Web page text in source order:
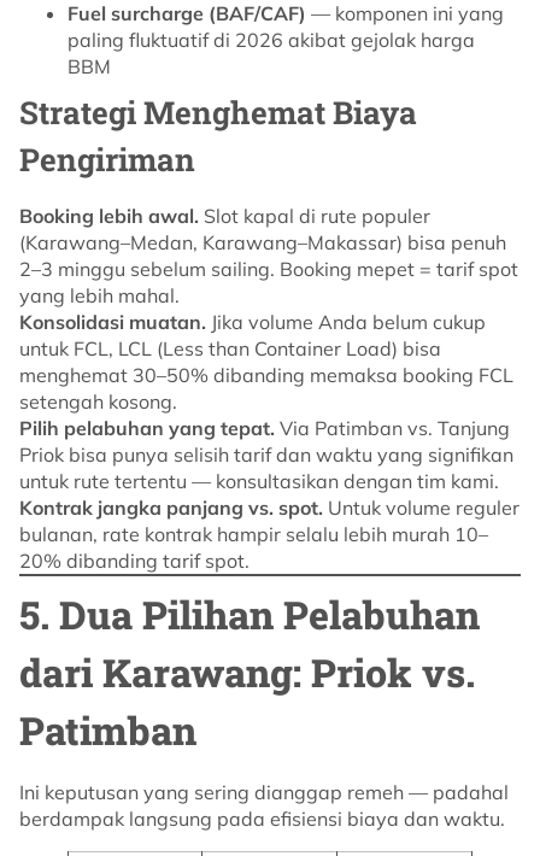
Fuel surcharge (BAF/CAF) — komponen ini yang
paling fluktuatif di 2026 akibat gejolak harga
BBM
Strategi Menghemat Biaya
Pengiriman
Booking lebih awal. Slot kapal di rute populer
(Karawang–Medan, Karawang–Makassar) bisa penuh
2–3 minggu sebelum sailing. Booking mepet = tarif spot
yang lebih mahal.
Konsolidasi muatan. Jika volume Anda belum cukup
untuk FCL, LCL (Less than Container Load) bisa
menghemat 30–50% dibanding memaksa booking FCL
setengah kosong.
Pilih pelabuhan yang tepat. Via Patimban vs. Tanjung
Priok bisa punya selisih tarif dan waktu yang signifikan
untuk rute tertentu — konsultasikan dengan tim kami.
Kontrak jangka panjang vs. spot. Untuk volume reguler
bulanan, rate kontrak hampir selalu lebih murah 10–
20% dibanding tarif spot.
5. Dua Pilihan Pelabuhan
dari Karawang: Priok vs.
Patimban
Ini keputusan yang sering dianggap remeh — padahal
berdampak langsung pada efisiensi biaya dan waktu.